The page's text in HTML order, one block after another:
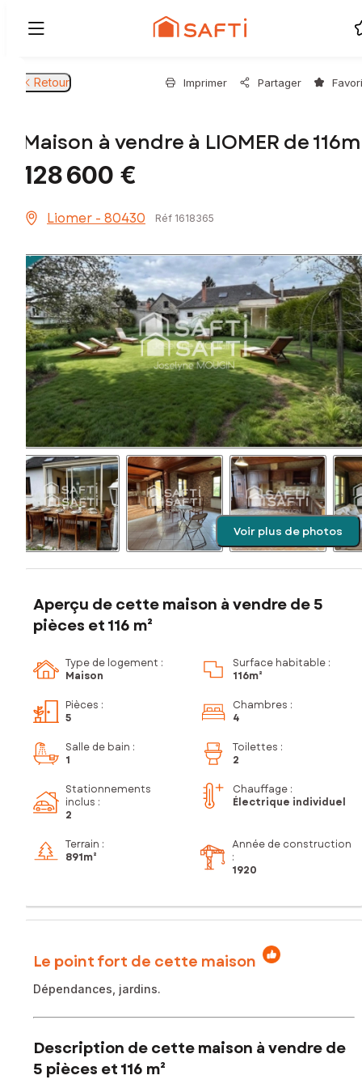
Retour Imprimer Partager
Maison à vendre à LIOMER de
128 600 €
Liomer - 80430 Réf 1618365
Voir plus de photos
Aperçu de cette maison à vendre de 5
pièces et 116 m²
Type de logement :
Maison
Surface habitable :
116m²
Pièces :
5
Chambres :
4
Salle de bain :
1
Toilettes :
2
Stationnements
inclus :
2
Chauffage :
Électrique individuel
Terrain :
891m²
Année de construction
:
1920
Le point fort de cette maison
Dépendances, jardins.
Description de cette maison à vendre de
5 pièces et 116 m²